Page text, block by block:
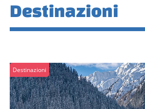
Destinazioni
Destinazioni